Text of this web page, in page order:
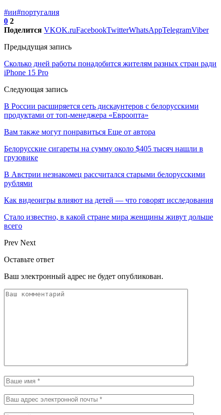
#ии#португалия
0 2
Поделится VKOK.ruFacebookTwitterWhatsAppTelegramViber
Предыдущая запись
Сколько дней работы понадобится жителям разных стран ради
iPhone 15 Pro
Следующая запись
В России расширяется сеть дискаунтеров с белорусскими
продуктами от топ-менеджера «Евроопта»
Вам также могут понравиться Еще от автора
Белорусские сигареты на сумму около $405 тысяч нашли в
грузовике
В Австрии незнакомец рассчитался старыми белорусскими
рублями
Как видеоигры влияют на детей — что говорят исследования
Стало известно, в какой стране мира женщины живут дольше
всего
Prev Next
Оставьте ответ
Ваш электронный адрес не будет опубликован.